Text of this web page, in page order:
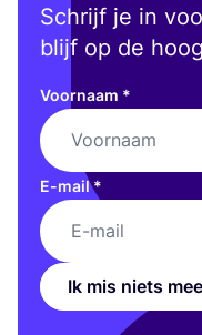
Schrijf je in
blijf op de
Voornaam *
E-mail*
Ik mis niets